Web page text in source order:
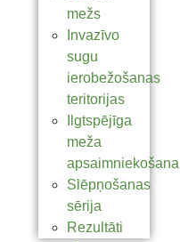
mežs
Invazīvo
sugu
ierobežošanas
teritorijas
Ilgtspējīga
meža
apsaimniekošana
Slēpņošanas
sērija
Rezultāti